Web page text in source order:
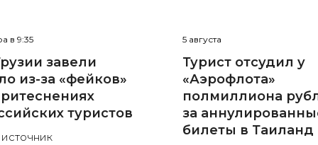
в 9:35
завели
из-за «фейков»
туристов
5 августа
Турист отсудил у
«Аэрофлота»
полмиллиона
за
билеты в Таиланд